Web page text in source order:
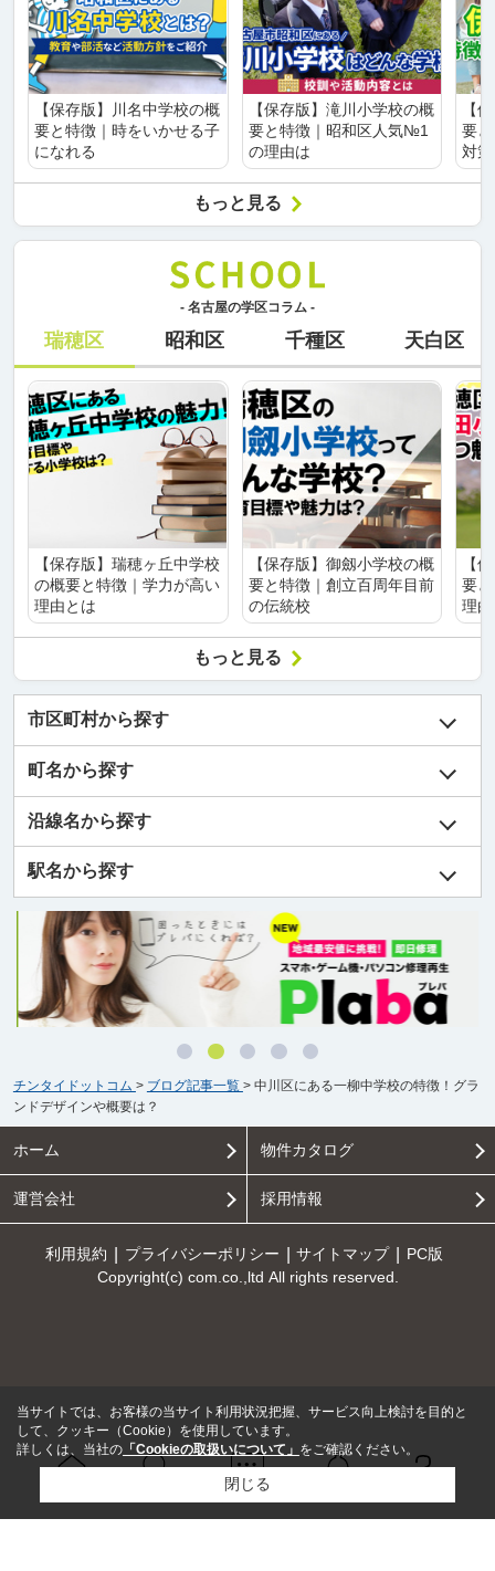
【保存版】川名中学校の概
要と特徴｜時をいかせる子
になれる
【保存版】滝川小学校の概
要と特徴｜昭和区人気№1
の理由は
【
要
対
もっと見る
- 名古屋の学区コラム -
瑞穂区 昭和区 千種区 天白区
【保存版】瑞穂ヶ丘中学校
の概要と特徴｜学力が高い
理由とは
【保存版】御劔小学校の概
要と特徴｜創立百周年目前
の伝統校
【
要
理
もっと見る
問い合せ
市区町村から探す
町名から探す
沿線名から探す
駅名から探す
チンタイドットコム > ブログ記事一覧 > 中川区にある一柳中学校の特徴！グラ
ンドデザインや概要は？
ホーム 物件カタログ
運営会社 採用情報
利用規約 プライバシーポリシー サイトマップ
PC版
Copyright(c) com.co.,ltd All rights reserved.
当サイトでは、お客様の当サイト利用状況把握、サービス向上検討を目的と
して、クッキー（Cookie）を使用しています。
詳しくは、当社の 「Cookieの取扱いについて」 をご確認ください。
閉じる